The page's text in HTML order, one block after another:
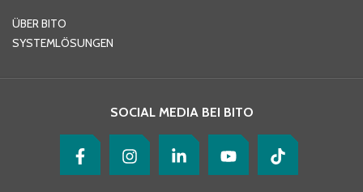
ÜBER BITO
SYSTEMLÖSUNGEN
SOCIAL MEDIA BEI BITO